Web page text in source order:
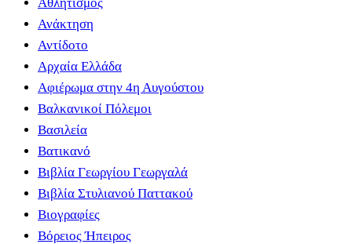
Ανάκτηση
Αντίδοτο
Αρχαία Ελλάδα
Αφιέρωμα στην 4η Αυγούστου
Βαλκανικοί Πόλεμοι
Βασιλεία
Βατικανό
Βιβλία Γεωργίου Γεωργαλά
Βιβλία Στυλιανού Παττακού
Βιογραφίες
Βόρειος Ήπειρος